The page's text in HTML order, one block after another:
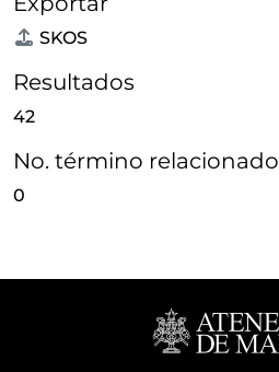
SKOS
Resultados
42
No. término relacionado
0